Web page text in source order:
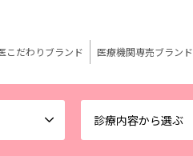
診療内容から選ぶ
こだわりブランド 医療機関専売ブランド